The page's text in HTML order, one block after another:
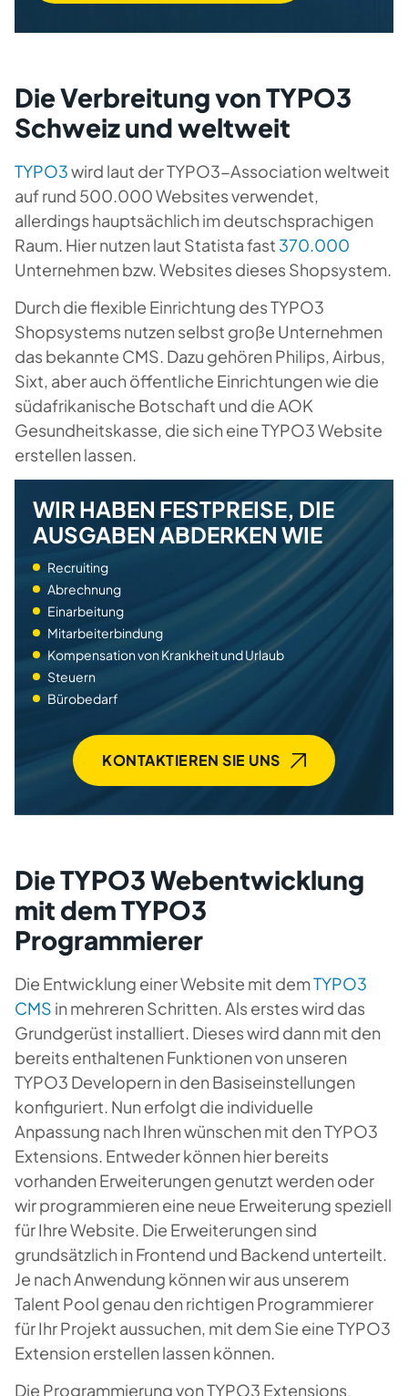
Die Verbreitung von TYPO3
Schweiz und weltweit
TYPO3wird laut der TYPO3-Association weltweit
auf rund 500.000 Websites verwendet,
allerdings hauptsächlich im deutschsprachigen
Raum. Hier nutzen laut Statista fast 370.000
Unternehmen bzw. Websites dieses Shopsystem.
Durch die flexible Einrichtung des TYPO3
Shopsystems nutzen selbst große Unternehmen
das bekannte CMS. Dazu gehören Philips, Airbus,
Sixt, aber auch öffentliche Einrichtungen wie die
südafrikanische Botschaft und die AOK
Gesundheitskasse, die sich eine TYPO3 Website
erstellen lassen.
WIR HABEN FESTPREISE, DIE
AUSGABEN ABDERKEN WIE
Recruiting
Abrechnung
Einarbeitung
Mitarbeiterbindung
Kompensation von Krankheit und Urlaub
Steuern
Bürobedarf
KONTAKTIEREN SIE UNS
Die TYPO3 Webentwicklung
mit dem TYPO3
Programmierer
Die Entwicklung einer Website mit demTYPO3
CMS in mehreren Schritten. Als erstes wird das
Grundgerüst installiert. Dieses wird dann mit den
bereits enthaltenen Funktionen von unseren
TYPO3 Developern in den Basiseinstellungen
konfiguriert. Nun erfolgt die individuelle
Anpassung nach Ihren wünschen mit den TYPO3
Extensions. Entweder können hier bereits
vorhanden Erweiterungen genutzt werden oder
wir programmieren eine neue Erweiterung speziell
für Ihre Website. Die Erweiterungen sind
grundsätzlich in Frontend und Backend unterteilt.
Je nach Anwendung können wir aus unserem
Talent Pool genau den richtigen Programmierer
für Ihr Projekt aussuchen, mit dem Sie eine TYPO3
Extension erstellen lassen können.
Die Programmierung von TYPO3 Extensions